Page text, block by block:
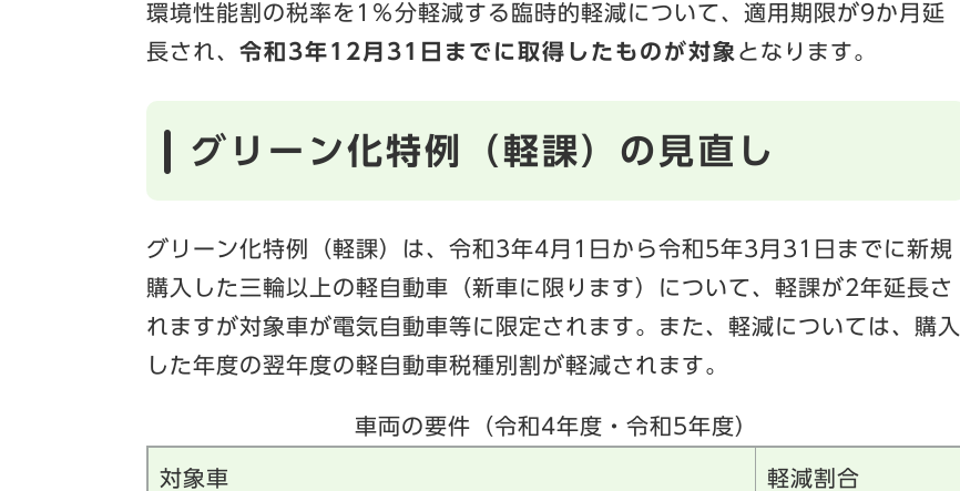
環境性能割の税率を1％分軽減する臨時的軽減について、適用期限が9か月延
長され、 令和3年12月31日までに取得したものが対象 となります。
グリーン化特例（軽課）の見直し
グリーン化特例（軽課）は、令和3年4月1日から令和5年3月31日までに新規
購入した三輪以上の軽自動車（新車に限ります）について、軽課が2年延長さ
れますが対象車が電気自動車等に限定されます。また、軽減については、購入
した年度の翌年度の軽自動車税種別割が軽減されます。
車両の要件（令和4年度・令和5年度）
対象車 軽減割合